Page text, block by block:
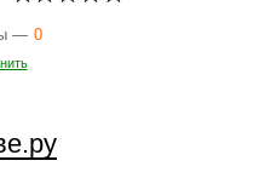
— 0